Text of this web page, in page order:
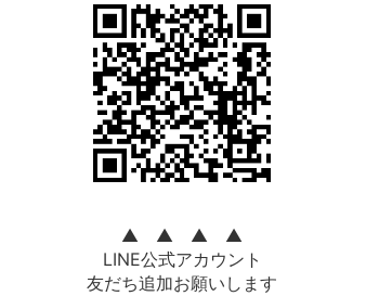
▲ ▲ ▲ ▲
LINE公式アカウント
友だち追加お願いします